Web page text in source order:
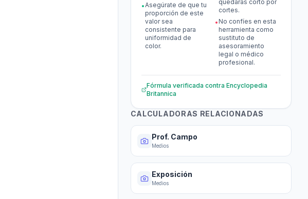
•Asegúrate de que tu
proporción de este
valor sea
consistente para
uniformidad de
color.
quedarás corto por
cortes.
• No confíes en esta
herramienta como
sustituto de
asesoramiento
legal o médico
profesional.
Fórmula verificada contra Encyclopedia
Britannica
CALCULADORAS RELACIONADAS
Prof. Campo
Medios
Exposición
Medios